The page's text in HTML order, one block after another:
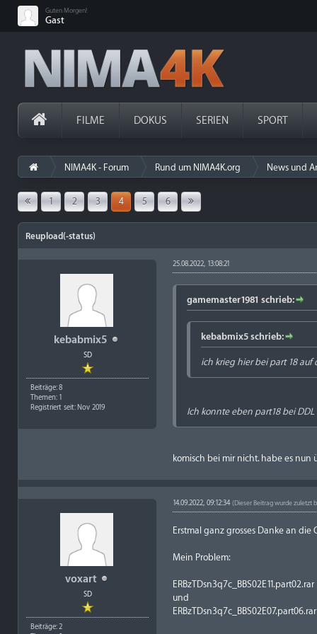
Guten Morgen!
Gast
FILME DOKUS SERIEN SPORT
NIMA4K - Forum Rund um NIMA4K.org News und
1 2 3 4 5 6
Reupload(-status)
kebabmix5
SD
Beiträge: 8
Themen: 1
Registriert seit: Nov 2019
25.08.2022, 13:08:21
gamemaster1981 schrieb:
kebabmix5 schrieb:
ich krieg hier bei part 18
Ich konnte eben part18 bei
komisch bei mir nicht. habe es
voxart
SD
Beiträge: 2
14.09.2022, 09:12:34(Dieser Beitrag wurde zuletzt
Erstmal ganz grosses Danke an die
Mein Problem:
ERBzTDsn3q7c_BBS02E11.part02.rar
und
ERBzTDsn3q7c_BBS02E07.part06.rar